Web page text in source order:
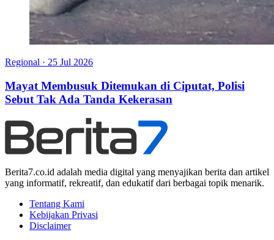
Regional · 25 Jul 2026
Mayat Membusuk Ditemukan di Ciputat, Polisi
Sebut Tak Ada Tanda Kekerasan
Berita7.co.id adalah media digital yang menyajikan berita dan artikel
yang informatif, rekreatif, dan edukatif dari berbagai topik menarik.
Tentang Kami
Kebijakan Privasi
Disclaimer